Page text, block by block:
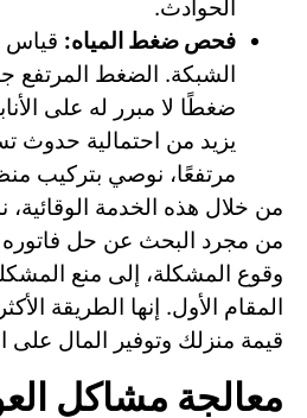
الحوادث.
فحص ضغط المياه: قياس
الشبكة. الضغط المرتفع
ضغطًا لا مبرر له على
يزيد من احتمالية حدوث
مرتفعًا، نوصي بتركيب
من خلال هذه الخدمة
من مجرد البحث عن حل فاتوره
وقوع المشكلة، إلى منع
المقام الأول. إنها الطريقة
قيمة منزلك وتوفير المال على
معالجة مشاكل